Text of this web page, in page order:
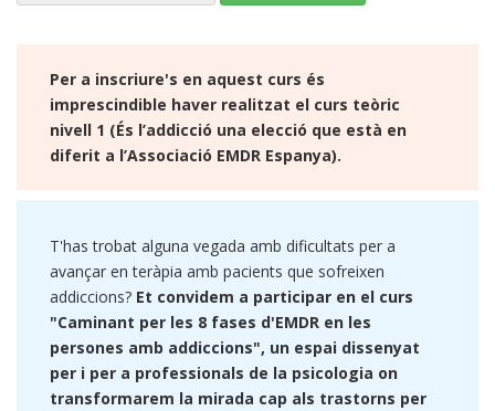
Per a inscriure's en aquest curs és
imprescindible haver realitzat el curs teòric
nivell 1 (És l’addicció una elecció que està en
diferit a l’Associació EMDR Espanya).
T'has trobat alguna vegada amb dificultats per a
avançar en teràpia amb pacients que sofreixen
addiccions? Et convidem a participar en el curs
"Caminant per les 8 fases d'EMDR en les
persones amb addiccions", un espai dissenyat
per i per a professionals de la psicologia on
transformarem la mirada cap als trastorns per